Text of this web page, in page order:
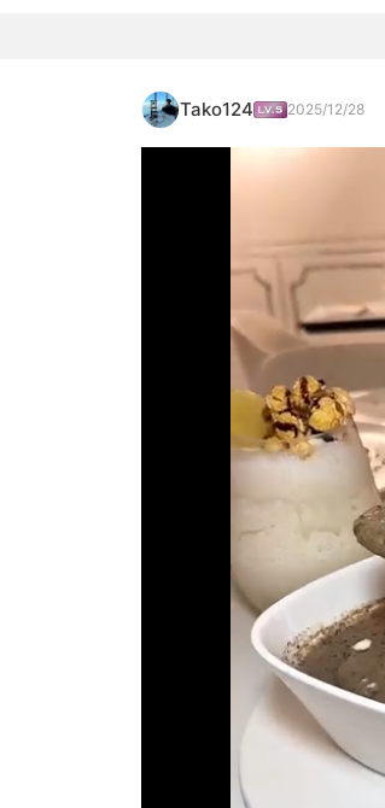
Tako124 2025/12/28